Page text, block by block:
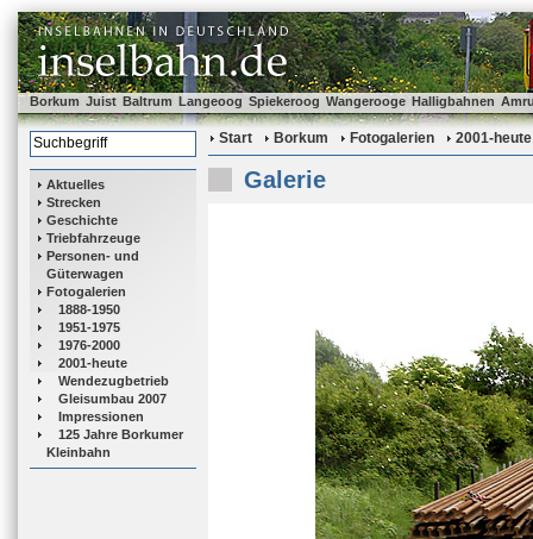
Borkum Juist Baltrum Langeoog Spiekeroog Wangerooge Halligbahnen
Aktuelles
Strecken
Geschichte
Triebfahrzeuge
Personen- und
Güterwagen
Fotogalerien
1888-1950
1951-1975
1976-2000
2001-heute
Wendezugbetrieb
Gleisumbau 2007
Impressionen
125 Jahre Borkumer
Kleinbahn
Start Borkum Fotogalerien 2001-heute
Galerie